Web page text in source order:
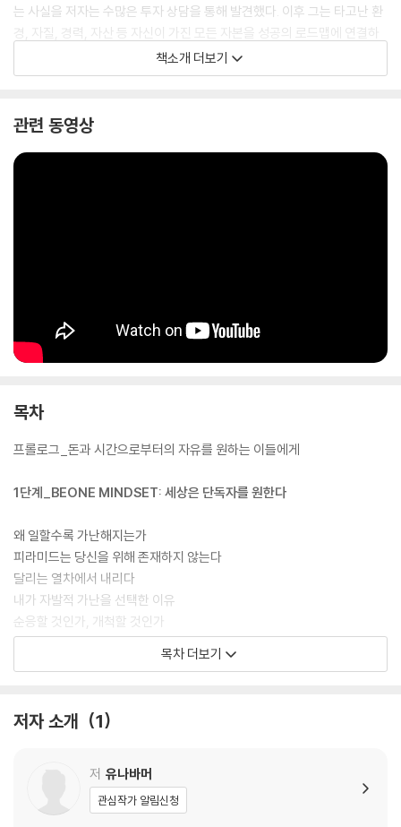
는 사실을 저자는 수많은 투자 상담을 통해 발견했다. 이후 그는 타고난 환
경, 자질, 경력, 자산 등 자신이 가진 모든 자본을 성공의 로드맵에 연결하
는 법을 알려주고자, ‘자본주의 테크트리’라는 모식도를 바탕으로 자본주
의 시장의 메커니즘과 승리의 공략법을 치밀히 전수해왔다.
『더 퍼스트』는 유나바머의 자본주의 테크트리 맵을 토대로, 평범한 사람들
소득 외 수익 창출법부터 평생 마르지 않는 현금 흐름을 만드는 법까지, 시
가능성을 발견했고, 투자와 사업에 도전해 이전엔 상상조차 못 했던 수익
구조를 만들어냈다. 당신에게는 다수를 상대할 ‘1의 자본’이 있는가? 떠오
책소개 더보기
관련 동영상
목차
프롤로그_돈과 시간으로부터의 자유를 원하는 이들에게
1단계_BEONE MINDSET: 세상은 단독자를 원한다
왜 일할수록 가난해지는가
피라미드는 당신을 위해 존재하지 않는다
달리는 열차에서 내리다
내가 자발적 가난을 선택한 이유
순응할 것인가, 개척할 것인가
답은 대중 밖에 있다
용의 꼬리냐, 뱀의 머리냐
닫힌 소득이 아닌 열린 소득을 추구하라
목차 더보기
저자 소개 1
저 유나바머
관심작가 알림신청